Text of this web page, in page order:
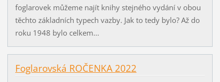
foglarovek můžeme najít knihy stejného vydání v obou
těchto základních typech vazby. Jak to tedy bylo? Až do
roku 1948 bylo celkem...
Foglarovská ROČENKA 2022